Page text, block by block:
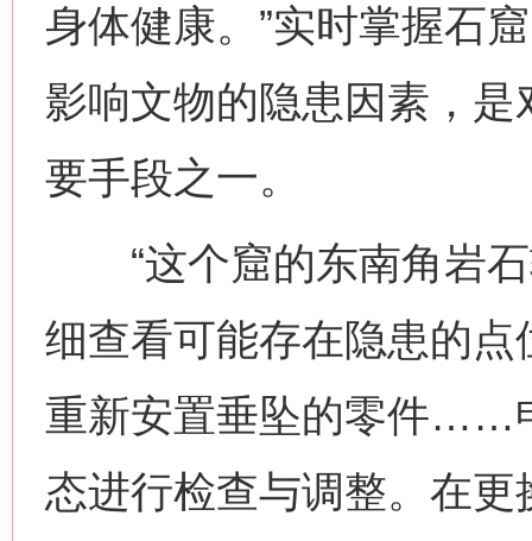
身体健康。”实时掌握石
影响文物的隐患因素，
要手段之一。
“这个窟的东南角岩石
细查看可能存在隐患的
重新安置垂坠的零件……
态进行检查与调整。在